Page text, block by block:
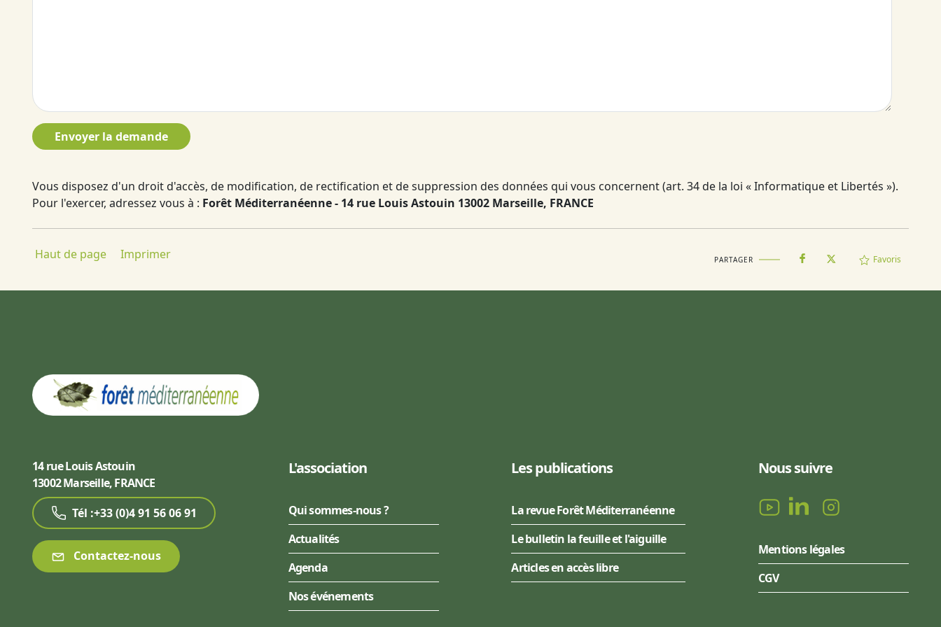
Envoyer la demande
Vous disposez d'un droit d'accès, de modification, de rectification et de suppression des données qui vous concernent (art. 34 de la loi « Informatique et Libertés »).
Pour l'exercer, adressez vous à : Forêt Méditerranéenne - 14 rue Louis Astouin 13002 Marseille, FRANCE
Haut de page Imprimer PARTAGER Favoris
14 rue Louis Astouin
13002 Marseille, FRANCE
Tél :+33 (0)4 91 56 06 91
Contactez-nous
L'association
Qui sommes-nous ?
Actualités
Agenda
Nos événements
Les publications
La revue Forêt Méditerranéenne
Le bulletin la feuille et l'aiguille
Articles en accès libre
Nous suivre
Mentions légales
CGV